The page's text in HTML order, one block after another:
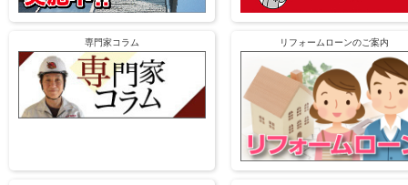
専門家コラム リフォームローンのご案内